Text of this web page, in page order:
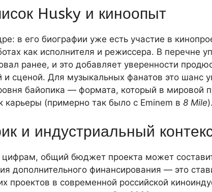
Husky и киноопыт
в его биографии уже есть участие в
как исполнителя и режиссера. В перечне
ранее, и это добавляет уверенности
и сценой. Для музыкальных фанатов это шанс
байопика — формата, который в мировой
карьеры (примерно так было с Eminem в 8 Mile).
и индустриальный
общий бюджет проекта может
дополнительного финансирования — это
проектов в современной российской